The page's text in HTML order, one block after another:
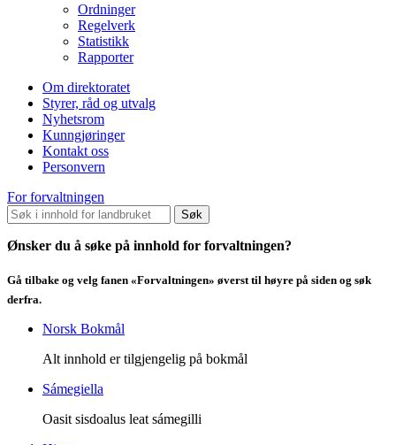
Ordninger
Regelverk
Statistikk
Rapporter
Om direktoratet
Styrer, råd og utvalg
Nyhetsrom
Kunngjøringer
Kontakt oss
Personvern
For forvaltningen
Søk
Ønsker du å søke på innhold for forvaltningen?
Gå tilbake og velg fanen «Forvaltningen» øverst til høyre på siden og søk
derfra.
Norsk Bokmål
Alt innhold er tilgjengelig på bokmål
Sámegiella
Oasit sisdoalus leat sámegilli